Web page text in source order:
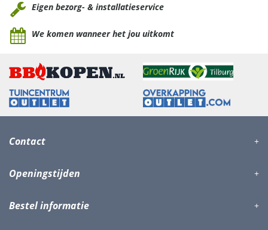
Eigen bezorg- & installatieservice
We komen wanneer het jou uitkomt
Contact
Openingstijden
Bestel informatie